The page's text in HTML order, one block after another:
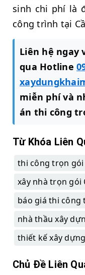
sinh chi phí là
công trình tại
Liên hệ ngay
qua Hotline
miễn phí và
án thi công
Từ Khóa Liên
thi công trọn gói
xây nhà trọn gói
báo giá thi công
nhà thầu xây
thiết kế xây
Chủ Đề Liên